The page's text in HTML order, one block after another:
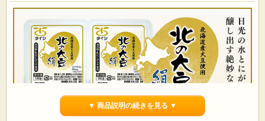
▼ 商品説明の続きを見る ▼